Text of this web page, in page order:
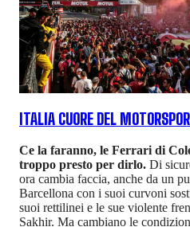
ITALIA CUORE DEL
Ce la faranno, le Ferrari di
troppo presto per dirlo. Di
ora cambia faccia, anche da un
Barcellona con i suoi curvoni
suoi rettilinei e le sue violente
Sakhir. Ma cambiano le